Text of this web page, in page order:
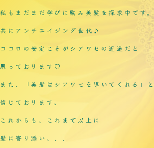
私もまだまだ学びに励み美髪を探求中です。
共にアンチエイジング世代♪
ココロの安定こそがシアワセの近道だと
思っております♡
また、 「美髪はシアワセを導いてくれる」 と
信じております。
これからも、これまで以上に
髪に寄り添い、、、